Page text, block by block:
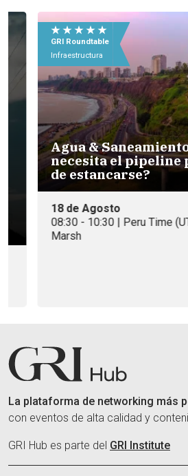
★ ★ ★ ★ ★
GRI Roundtable
Infraestructura
Agua & Saneamiento -
necesita el pipeline
de estancarse?
18 de Agosto
08:30 - 10:30 | Peru Time
Marsh
La plataforma de networking más
con eventos de alta calidad y
GRI Hub es parte del GRI Institute